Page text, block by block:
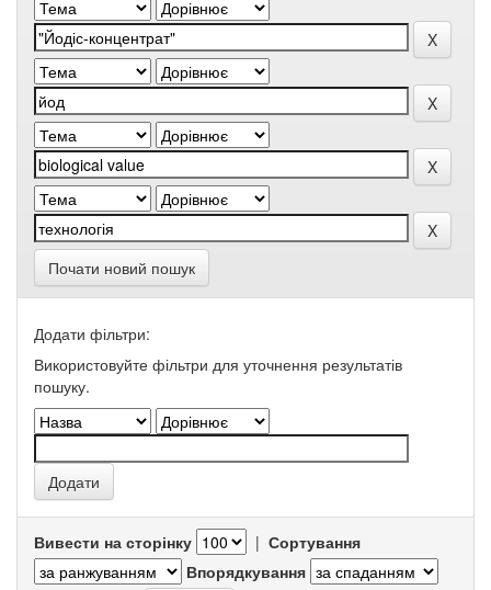
Почати новий пошук
Додати фільтри:
Використовуйте фільтри для уточнення результатів
пошуку.
Вивести на сторінку | Сортування
Впорядкування